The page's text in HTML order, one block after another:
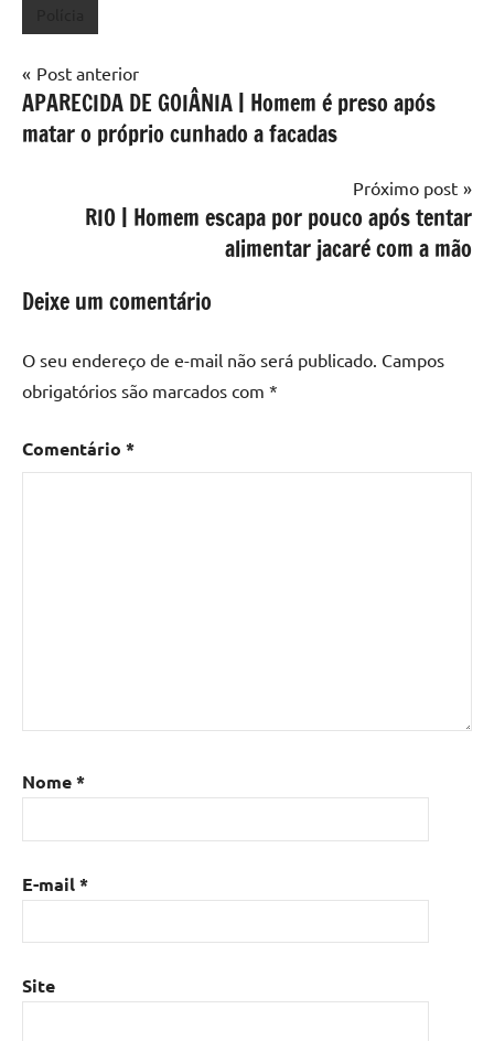
Navegação
de
Post
Post anterior
APARECIDA DE GOIÂNIA | Homem é preso após
matar o próprio cunhado a facadas
Próximo post
RIO | Homem escapa por pouco após tentar
alimentar jacaré com a mão
Deixe um comentário
O seu endereço de e-mail não será publicado. Campos
obrigatórios são marcados com *
Comentário *
Nome*
E-mail*
Site